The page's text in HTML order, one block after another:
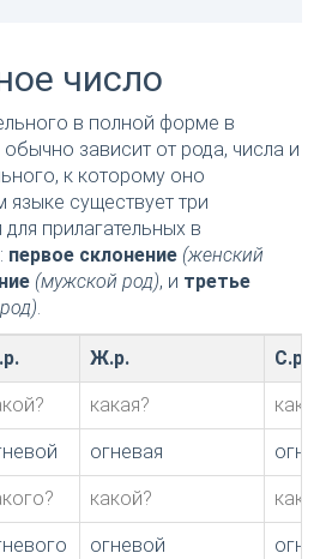
число
в полной форме в
зависит от рода, числа и
к которому оно
языке существует три
прилагательных в
первое склонение (женский
(мужской род), и третье
.
Ж.р. С.р.
какая?
огневая
какой?
огневой